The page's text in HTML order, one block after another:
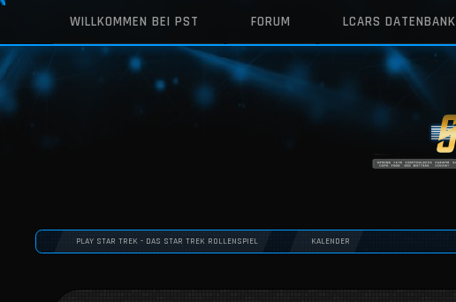
WILLKOMMEN BEI PST FORUM LCARS DATENBANK
PLAY STAR TREK - DAS STAR TREK ROLLENSPIEL KALENDER